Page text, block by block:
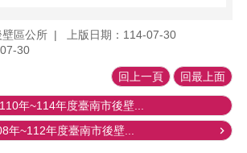
區公所
上版日期：114-07-30
30
回上一頁 回最上面
110年~114年度臺南市後壁...
年~112年度臺南市後壁...